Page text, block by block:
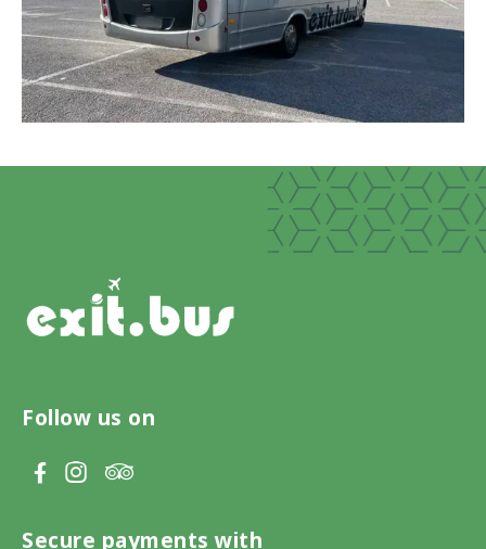
Follow us on
V
s
V
s
V
s
Secure payments with